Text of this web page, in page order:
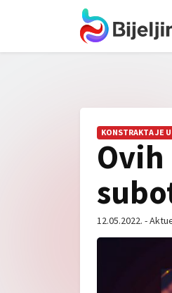
KONSTRAKTA JE
12.05.2022. -